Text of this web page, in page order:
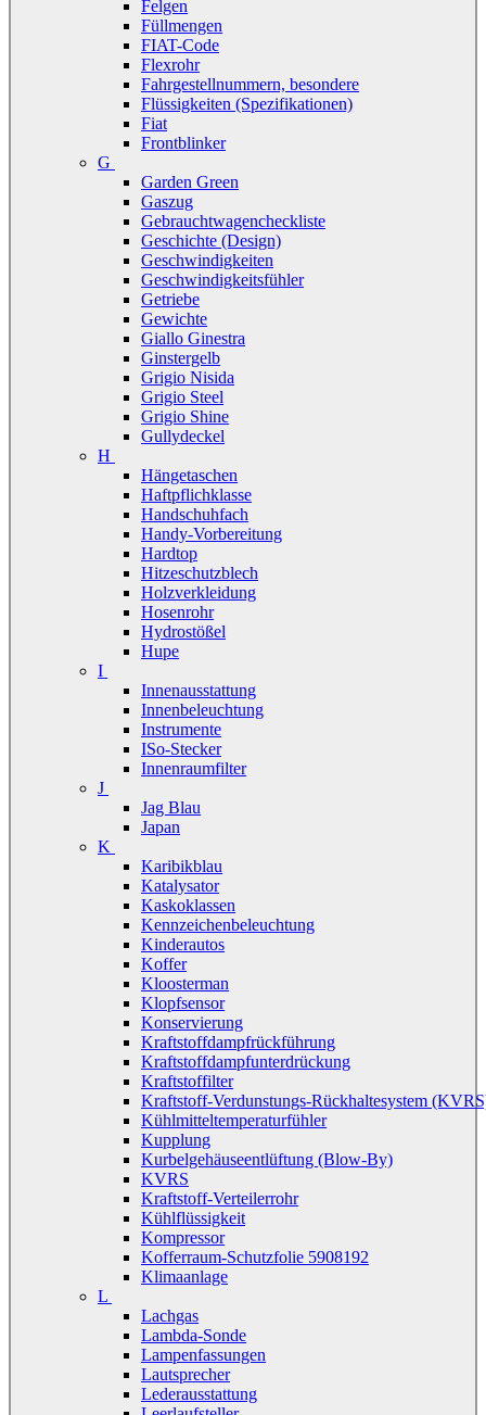
Felgen
Füllmengen
FIAT-Code
Flexrohr
Fahrgestellnummern, besondere
Flüssigkeiten (Spezifikationen)
Fiat
Frontblinker
G
Garden Green
Gaszug
Gebrauchtwagencheckliste
Geschichte (Design)
Geschwindigkeiten
Geschwindigkeitsfühler
Getriebe
Gewichte
Giallo Ginestra
Ginstergelb
Grigio Nisida
Grigio Steel
Grigio Shine
Gullydeckel
H
Hängetaschen
Haftpflichklasse
Handschuhfach
Handy-Vorbereitung
Hardtop
Hitzeschutzblech
Holzverkleidung
Hosenrohr
Hydrostößel
Hupe
I
Innenausstattung
Innenbeleuchtung
Instrumente
ISo-Stecker
Innenraumfilter
J
Jag Blau
Japan
K
Karibikblau
Katalysator
Kaskoklassen
Kennzeichenbeleuchtung
Kinderautos
Koffer
Kloosterman
Klopfsensor
Konservierung
Kraftstoffdampfrückführung
Kraftstoffdampfunterdrückung
Kraftstoffilter
Kraftstoff-Verdunstungs-Rückhaltesystem
Kühlmitteltemperaturfühler
Kupplung
Kurbelgehäuseentlüftung (Blow-By)
KVRS
Kraftstoff-Verteilerrohr
Kühlflüssigkeit
Kompressor
Kofferraum-Schutzfolie 5908192
Klimaanlage
L
Lachgas
Lambda-Sonde
Lampenfassungen
Lautsprecher
Lederausstattung